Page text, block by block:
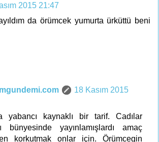
2015 21:47
da örümcek yumurta ürküttü beni
18 Kasım 2015
yabancı kaynaklı bir tarif. Cadılar
bünyesinde yayınlamışlardı amaç
korkutmak onlar için. Örümcegin